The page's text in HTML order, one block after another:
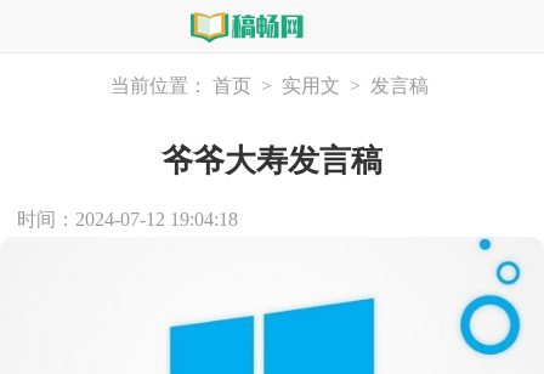
当前位置： 首页 > 实用文 > 发言稿
爷爷大寿发言稿
时间：2024-07-12 19:04:18